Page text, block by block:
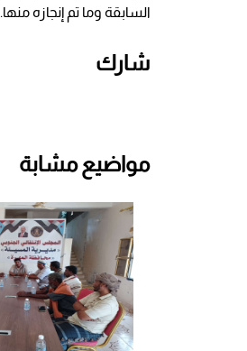
السابقة وما تم إنجازه منها.
شارك
مواضيع مشابة